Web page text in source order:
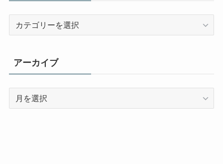
リ
ー
アーカイブ